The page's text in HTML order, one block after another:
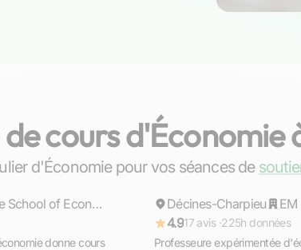
de cours d'Économie
d'Économie pour vos séances de
AMSE (Aix-Marseille School of Economist)
donne cours
Répond rapidement
Cécile
Décines-Charpieu
4.917 avis ·225h données
Professeure expérimentée